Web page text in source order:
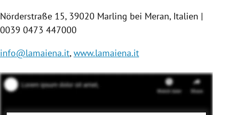
Nörderstraße 15, 39020 Marling bei Meran, Italien |
0039 0473 447000
info@lamaiena.it,www.lamaiena.it